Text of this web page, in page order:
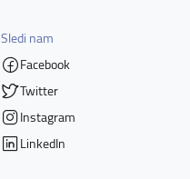
Sledi nam
Facebook
Twitter
Instagram
LinkedIn